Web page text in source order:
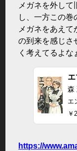
メガネを外し
し、一方この巻
メガネをあえ
の到来を感じさ
く考えてるよな
森
エ
￥
https://